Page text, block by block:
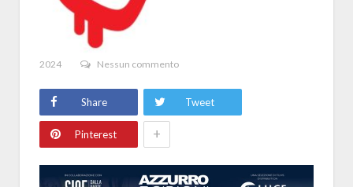
2024 Nessun commento
Share Tweet
Pinterest +